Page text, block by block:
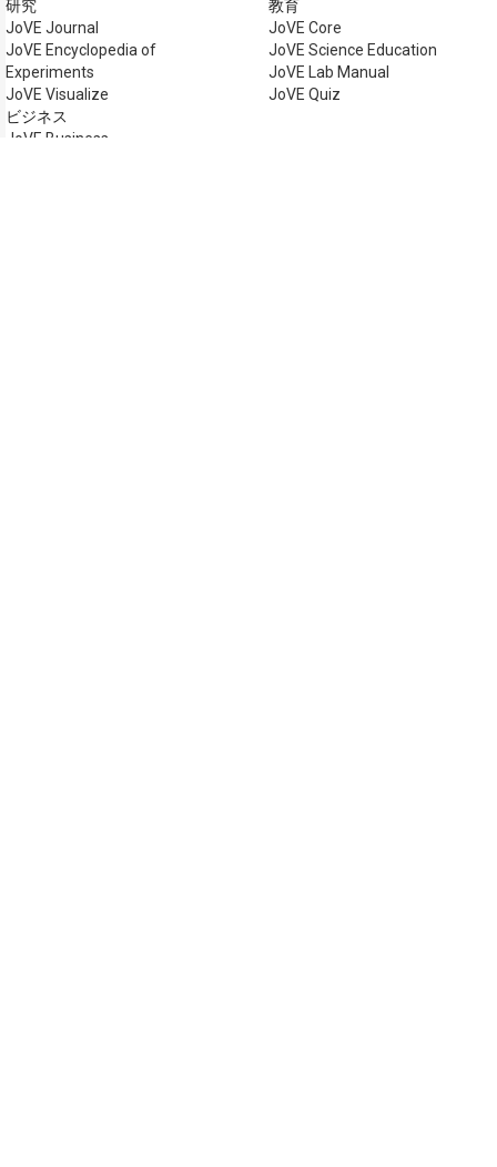
研究
JoVE Journal
JoVE Encyclopedia of
Experiments
JoVE Visualize
ビジネス
JoVE Business
教育
JoVE Core
JoVE Science Education
JoVE Lab Manual
JoVE Quiz